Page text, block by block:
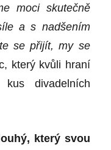
moci skutečně
a s nadšením
se přijít, my se
který kvůli hraní
divadelních
který svou